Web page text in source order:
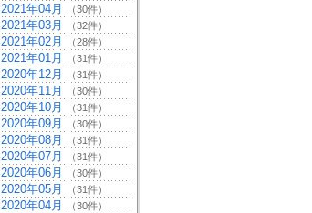
2021年04月 （30件）
2021年03月 （32件）
2021年02月 （28件）
2021年01月 （31件）
2020年12月 （31件）
2020年11月 （30件）
2020年10月 （31件）
2020年09月 （30件）
2020年08月 （31件）
2020年07月 （31件）
2020年06月 （30件）
2020年05月 （31件）
2020年04月 （30件）